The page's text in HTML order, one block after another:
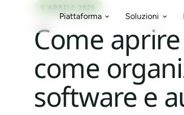
Piattaforma Soluzioni
Multi-Calendario
Inbox Unificata
Affitti Urbani
Affitti Stagionali
Report e Guide
6 APRILE 2026
Come
come
software e